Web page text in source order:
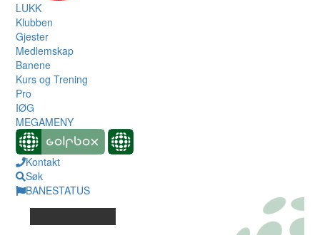
LUKK
Klubben
Gjester
Medlemskap
Banene
Kurs og Trening
Pro
IØG
MEGAMENY
Kontakt
Søk
BANESTATUS